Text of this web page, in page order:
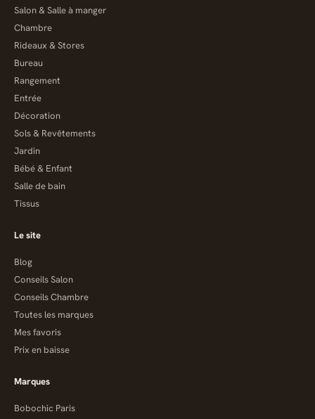
Salon & Salle à manger
Chambre
Rideaux & Stores
Bureau
Rangement
Entrée
Décoration
Sols & Revêtements
Jardin
Bébé & Enfant
Salle de bain
Tissus
Le site
Blog
Conseils Salon
Conseils Chambre
Toutes les marques
Mes favoris
Prix en baisse
Marques
Bobochic Paris